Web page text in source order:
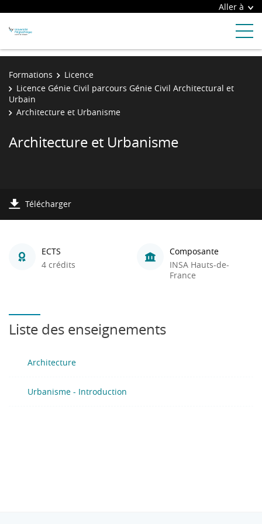
Aller à
Formations
Licence
Licence Génie Civil parcours Génie Civil Architectural et
Urbain
Architecture et Urbanisme
Architecture et Urbanisme
Télécharger
ECTS
4 crédits
Composante
INSA Hauts-de-
France
Liste des enseignements
Architecture
Urbanisme - Introduction